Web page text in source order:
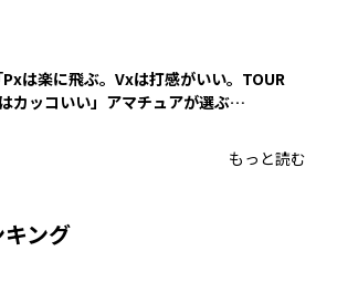
Pxは楽に飛ぶ。Vxは打感がいい。TOUR
カッコいい」アマチュアが選ぶ
もっと読む
ング